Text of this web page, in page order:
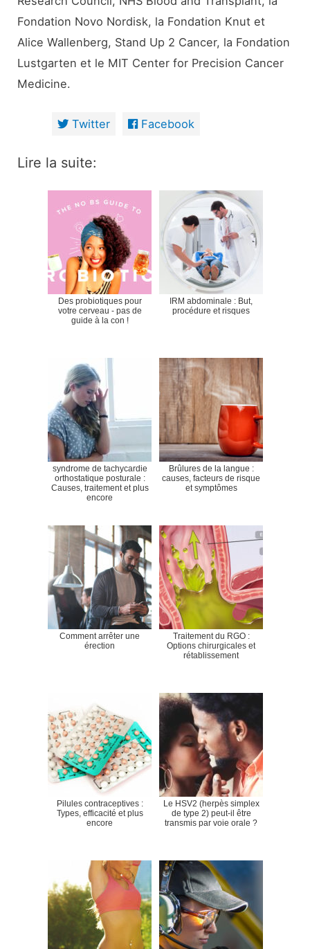
Fondation Novo Nordisk, la Fondation Knut et
Alice Wallenberg, Stand Up 2 Cancer, la Fondation
Lustgarten et le MIT Center for Precision Cancer
Medicine.
Twitter Facebook
Lire la suite:
Des probiotiques pour
votre cerveau - pas de
guide à la con !
IRM abdominale : But,
procédure et risques
syndrome de tachycardie
orthostatique posturale :
Causes, traitement et plus
encore
Brûlures de la langue :
causes, facteurs de risque
et symptômes
Comment arrêter une
érection
Traitement du RGO :
Options chirurgicales et
rétablissement
Pilules contraceptives :
Types, efficacité et plus
encore
Le HSV2 (herpès simplex
de type 2) peut-il être
transmis par voie orale ?